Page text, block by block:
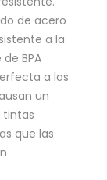
de acero
a la
BPA
a las
un
tintas
que las